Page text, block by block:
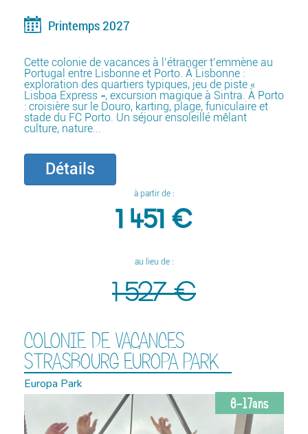
Printemps 2027
Cette colonie de vacances à l’étranger t’emmène au
Portugal entre Lisbonne et Porto. À Lisbonne :
exploration des quartiers typiques, jeu de piste «
Lisboa Express », excursion magique à Sintra. À Porto
: croisière sur le Douro, karting, plage, funiculaire et
stade du FC Porto. Un séjour ensoleillé mêlant
culture, nature...
Détails
à partir de :
1 451 €
au lieu de :
1 527 €
COLONIE DE VACANCES
STRASBOURG EUROPA PARK
Europa Park
6-17ans